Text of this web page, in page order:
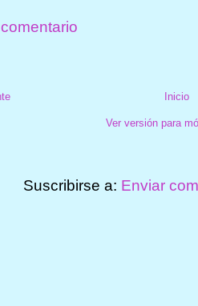
Inicio
Ver versión para
Suscribirse a: Enviar